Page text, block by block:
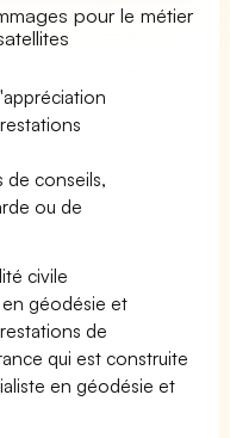
pour le métier
de conseils,
ou de
civile
géodésie et
de
qui est construite
en géodésie et